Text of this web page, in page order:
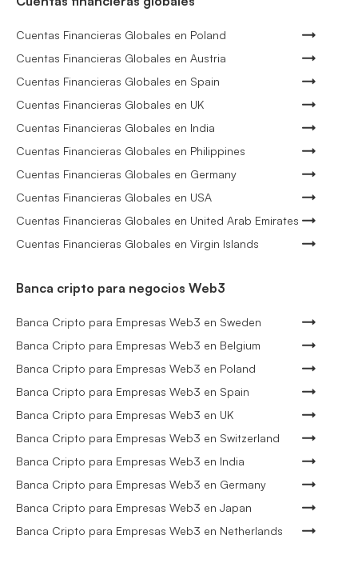
Cuentas Financieras Globales en Poland
Cuentas Financieras Globales en Austria
Cuentas Financieras Globales en Spain
Cuentas Financieras Globales en UK
Cuentas Financieras Globales en India
Cuentas Financieras Globales en Philippines
Cuentas Financieras Globales en Germany
Cuentas Financieras Globales en USA
Cuentas Financieras Globales en United Arab Emirates
Cuentas Financieras Globales en Virgin Islands
Banca cripto para negocios Web3
Banca Cripto para Empresas Web3 en Sweden
Banca Cripto para Empresas Web3 en Belgium
Banca Cripto para Empresas Web3 en Poland
Banca Cripto para Empresas Web3 en Spain
Banca Cripto para Empresas Web3 en UK
Banca Cripto para Empresas Web3 en Switzerland
Banca Cripto para Empresas Web3 en India
Banca Cripto para Empresas Web3 en Germany
Banca Cripto para Empresas Web3 en Japan
Banca Cripto para Empresas Web3 en Netherlands